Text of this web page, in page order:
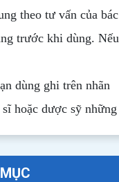
theo tư vấn của
trước khi dùng.
dùng ghi trên nhãn
sĩ hoặc dược sỹ